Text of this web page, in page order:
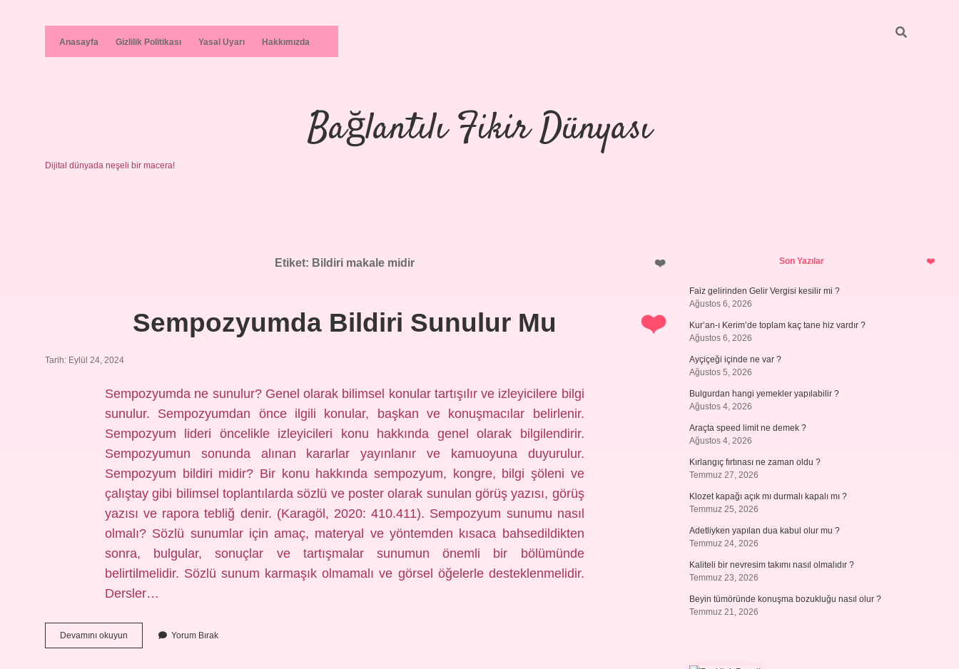
Anasayfa Gizlilik Politikası Yasal Uyarı Hakkımızda
Bağlantılı Fikir Dünyası
Dijital dünyada neşeli bir macera!
Etiket: Bildiri makale midir
Sempozyumda Bildiri Sunulur Mu
Tarih: Eylül 24, 2024
Sempozyumda ne sunulur? Genel olarak bilimsel konular tartışılır ve izleyicilere bilgi
sunulur. Sempozyumdan önce ilgili konular, başkan ve konuşmacılar belirlenir.
Sempozyum lideri öncelikle izleyicileri konu hakkında genel olarak bilgilendirir.
Sempozyumun sonunda alınan kararlar yayınlanır ve kamuoyuna duyurulur.
Sempozyum bildiri midir? Bir konu hakkında sempozyum, kongre, bilgi şöleni ve
çalıştay gibi bilimsel toplantılarda sözlü ve poster olarak sunulan görüş yazısı, görüş
yazısı ve rapora tebliğ denir. (Karagöl, 2020: 410.411). Sempozyum sunumu nasıl
olmalı? Sözlü sunumlar için amaç, materyal ve yöntemden kısaca bahsedildikten
sonra, bulgular, sonuçlar ve tartışmalar sunumun önemli bir bölümünde
belirtilmelidir. Sözlü sunum karmaşık olmamalı ve görsel öğelerle desteklenmelidir.
Dersler…
Devamını okuyun Sempozyumda
Bildiri
Yorum Bırak
SidebarSon Yazılar
Faiz gelirinden Gelir Vergisi kesilir mi ?
Ağustos 6, 2026
Kur’an-ı Kerim’de toplam kaç tane hiz vardır ?
Ağustos 6, 2026
Ayçiçeği içinde ne var ?
Ağustos 5, 2026
Bulgurdan hangi yemekler yapılabilir ?
Ağustos 4, 2026
Araçta speed limit ne demek ?
Ağustos 4, 2026
Kırlangıç fırtınası ne zaman oldu ?
Temmuz 27, 2026
Klozet kapağı açık mı durmalı kapalı mı ?
Temmuz 25, 2026
Adetliyken yapılan dua kabul olur mu ?
Temmuz 24, 2026
Kaliteli bir nevresim takımı nasıl olmalıdır ?
Temmuz 23, 2026
Beyin tümöründe konuşma bozukluğu nasıl olur ?
Temmuz 21, 2026